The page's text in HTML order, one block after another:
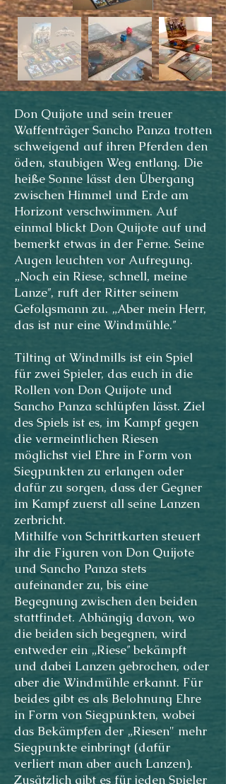
Don Quijote und sein treuer
Waffenträger Sancho Panza trotten
schweigend auf ihren Pferden den
öden, staubigen Weg entlang. Die
heiße Sonne lässt den Übergang
zwischen Himmel und Erde am
Horizont verschwimmen. Auf
einmal blickt Don Quijote auf und
bemerkt etwas in der Ferne. Seine
Augen leuchten vor Aufregung.
„Noch ein Riese, schnell, meine
Lanze″, ruft der Ritter seinem
Gefolgsmann zu. „Aber mein Herr,
das ist nur eine Windmühle.″
Tilting at Windmills ist ein Spiel
für zwei Spieler, das euch in die
Rollen von Don Quijote und
Sancho Panza schlüpfen lässt. Ziel
des Spiels ist es, im Kampf gegen
die vermeintlichen Riesen
möglichst viel Ehre in Form von
Siegpunkten zu erlangen oder
dafür zu sorgen, dass der Gegner
im Kampf zuerst all seine Lanzen
zerbricht.
Mithilfe von Schrittkarten steuert
ihr die Figuren von Don Quijote
und Sancho Panza stets
aufeinander zu, bis eine
Begegnung zwischen den beiden
stattfindet. Abhängig davon, wo
die beiden sich begegnen, wird
entweder ein „Riese″ bekämpft
und dabei Lanzen gebrochen, oder
aber die Windmühle erkannt. Für
beides gibt es als Belohnung Ehre
in Form von Siegpunkten, wobei
das Bekämpfen der „Riesen" mehr
Siegpunkte einbringt (dafür
verliert man aber auch Lanzen).
Zusätzlich gibt es für jeden Spieler